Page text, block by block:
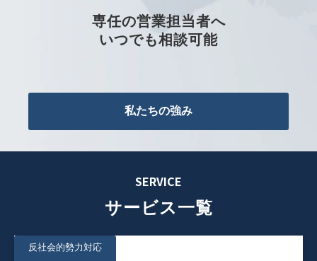
専任の営業担当者へ
いつでも相談可能
私たちの強み
SERVICE
サービス一覧
反社会的勢力対応